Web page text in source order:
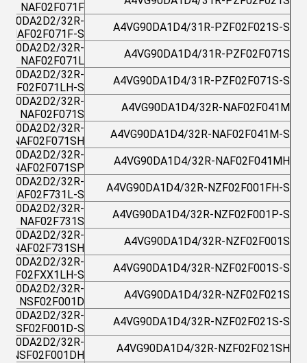
NAF02F071F
A4VG90DA1D4/31R-PZF02F021S-S
32R-
NAF02F071F-S
A4VG90DA1D4/31R-PZF02F071S
32R-
NAF02F071L
A4VG90DA1D4/31R-PZF02F071S-S
32R-
NAF02F071LH-S
A4VG90DA1D4/32R-NAF02F041M
32R-
NAF02F071S
A4VG90DA1D4/32R-NAF02F041M-S
32R-
NAF02F071SH
A4VG90DA1D4/32R-NAF02F041MH
32R-
NAF02F071SP
A4VG90DA1D4/32R-NZF02F001FH-S
32R-
NAF02F731L-S
A4VG90DA1D4/32R-NZF02F001P-S
32R-
NAF02F731S
A4VG90DA1D4/32R-NZF02F001S
32R-
NAF02F731SH
A4VG90DA1D4/32R-NZF02F001S-S
32R-
NAF02FXX1LH-S
A4VG90DA1D4/32R-NZF02F021S
32R-
NSF02F001D
A4VG90DA1D4/32R-NZF02F021S-S
32R-
NSF02F001D-S
A4VG90DA1D4/32R-NZF02F021SH
32R-
NSF02F001DH